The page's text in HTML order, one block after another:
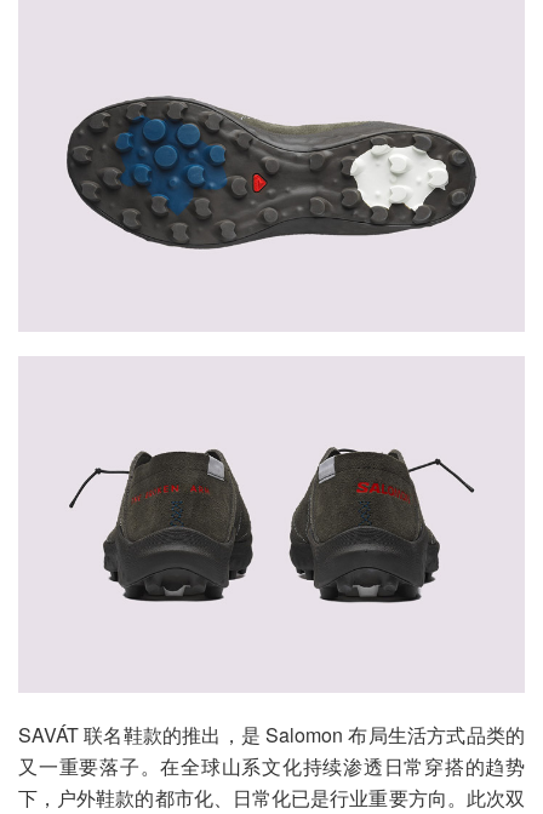
SAVÁT 联名鞋款的推出，是 Salomon 布局生活方式品类的
又一重要落子。在全球山系文化持续渗透日常穿搭的趋势
下，户外鞋款的都市化、日常化已是行业重要方向。此次双